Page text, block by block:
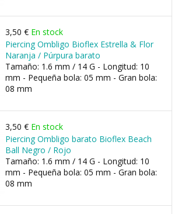
3,50 € En stock
Piercing Ombligo Bioflex Estrella & Flor
Naranja / Púrpura barato
Tamaño: 1.6 mm / 14 G - Longitud: 10
mm - Pequeña bola: 05 mm - Gran bola:
08 mm
3,50 € En stock
Piercing Ombligo barato Bioflex Beach
Ball Negro / Rojo
Tamaño: 1.6 mm / 14 G - Longitud: 10
mm - Pequeña bola: 05 mm - Gran bola:
08 mm